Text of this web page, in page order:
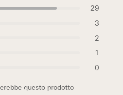
29
3
2
1
0
questo prodotto